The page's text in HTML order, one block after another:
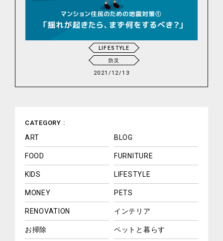
LIFESTYLE
防災
2021/12/13
CATEGORY :
ART BLOG
FOOD FURNITURE
KIDS LIFESTYLE
MONEY PETS
RENOVATION インテリア
お掃除 ペットと暮らす